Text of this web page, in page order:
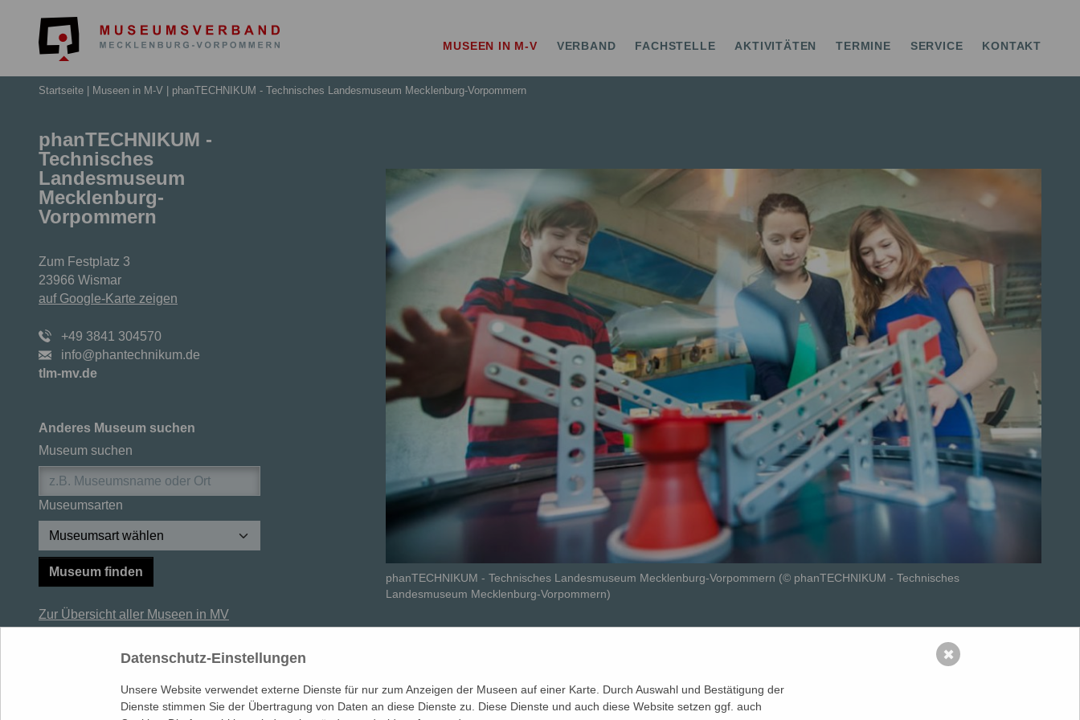
MUSEEN IN M-V VERBAND FACHSTELLE AKTIVITÄTEN TERMINE SERVICE KONTAKT
Startseite Museen in M-V phanTECHNIKUM - Technisches Landesmuseum Mecklenburg-Vorpommern
phanTECHNIKUM -
Technisches
Landesmuseum
Mecklenburg-
Vorpommern
Zum Festplatz 3
23966 Wismar
auf Google-Karte zeigen
+49 3841 304570
info@phantechnikum.de
tlm-mv.de
Anderes Museum suchen
Museum suchen
Museumsarten
Museum finden
Zur Übersicht aller Museen in MV
phanTECHNIKUM - Technisches Landesmuseum Mecklenburg-Vorpommern (© phanTECHNIKUM - Technisches
Landesmuseum Mecklenburg-Vorpommern)
Museum finden Schule im Museum Lehrerfortbildungen
Datenschutz-Einstellungen
Unsere Website verwendet externe Dienste für nur zum Anzeigen der Museen auf einer Karte. Durch Auswahl und Bestätigung der
Dienste stimmen Sie der Übertragung von Daten an diese Dienste zu. Diese Dienste und auch diese Website setzen ggf. auch
✖